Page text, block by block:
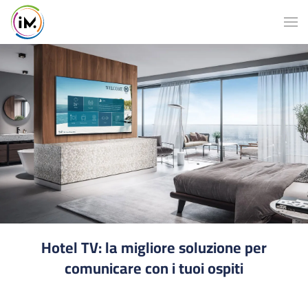
Hotel TV: la migliore soluzione per
comunicare con i tuoi ospiti